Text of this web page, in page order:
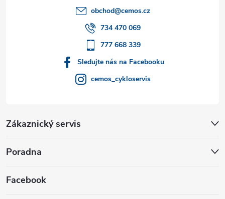
obchod@cemos.cz
734 470 069
777 668 339
Sledujte nás na Facebooku
cemos_cykloservis
Zákaznický servis
Poradna
Facebook